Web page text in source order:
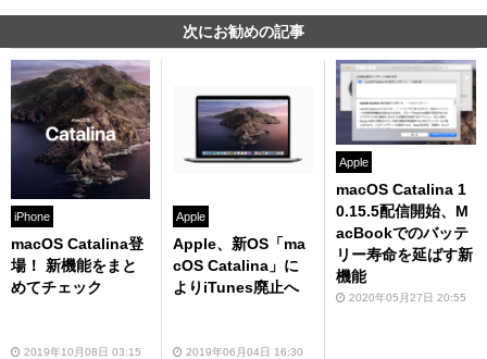
次にお勧めの記事
iPhone
macOS Catalina登
場！ 新機能をまと
めてチェック
2019年10月08日 03:15
Apple
Apple、新OS「ma
cOS Catalina」に
よりiTunes廃止へ
2019年06月04日 16:30
Apple
macOS Catalina 1
0.15.5配信開始、M
acBookでのバッテ
リー寿命を延ばす新
機能
2020年05月27日 20:55